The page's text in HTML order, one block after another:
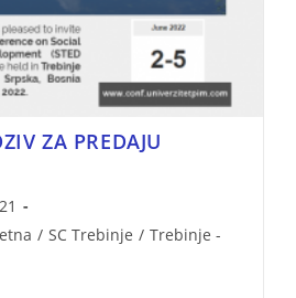
ZA PREDAJU
/ SC Trebinje / Trebinje -